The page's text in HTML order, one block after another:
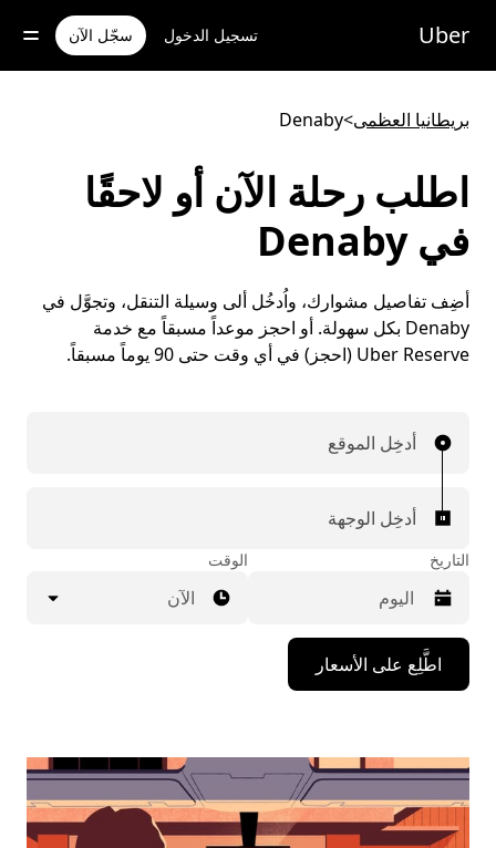
للوصول
المحتوى
Uber تسجيل الدخول سجّل الآن
بريطانيا العظمى>
Denaby
اطلب رحلة الآن أو لاحقًا
في Denaby
أضِف تفاصيل مشوارك، واُدخُل ألى وسيلة التنقل، وتجوَّل في
Denaby بكل سهولة. أو احجز موعداً مسبقاً مع خدمة
Uber Reserve (احجز) في أي وقت حتى 90 يوماً مسبقاً.
أدخِل الموقع
أدخِل الوجهة
التاريخ
اضغط
على
مفتاح
للأسفل
لاستخدام
التقويم
التاريخ.
الوقت
الآن
اطَّلِع على الأسعار